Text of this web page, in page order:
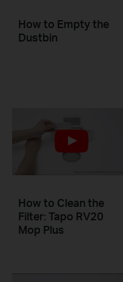
How to Empty the
Dustbin
How to Clean the
Filter: Tapo RV20
Mop Plus